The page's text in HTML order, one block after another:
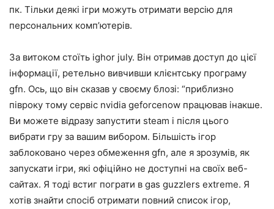
пк. Тільки деякі ігри можуть отримати версію для
персональних комп’ютерів.
За витоком стоїть ighor july. Він отримав доступ до цієї
інформації, ретельно вивчивши клієнтську програму
gfn. Ось, що він сказав у своєму блозі: “приблизно
півроку тому сервіс nvidia geforcenow працював інакше.
Ви можете відразу запустити steam і після цього
вибрати гру за вашим вибором. Більшість ігор
заблоковано через обмеження gfn, але я зрозумів, як
запускати ігри, які офіційно не доступні на своїх веб-
сайтах. Я тоді встиг пограти в gas guzzlers extreme. Я
хотів знайти спосіб отримати повний список ігор,